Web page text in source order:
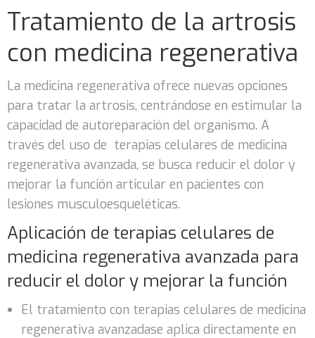
Tratamiento de la artrosis
con medicina regenerativa
La medicina regenerativa ofrece nuevas opciones
para tratar la artrosis, centrándose en estimular la
capacidad de autoreparación del organismo. A
través del uso de terapias celulares de medicina
regenerativa avanzada, se busca reducir el dolor y
mejorar la función articular en pacientes con
lesiones musculoesqueléticas.
Aplicación de terapias celulares de
medicina regenerativa avanzada para
reducir el dolor y mejorar la función
El tratamiento con terapias celulares de medicina
regenerativa avanzadase aplica directamente en